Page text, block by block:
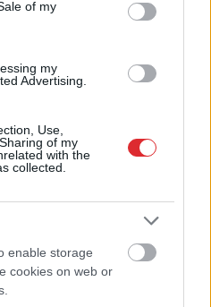
of my
my
Advertising.
Use,
of my
with the
collected.
enable storage
cookies on web or
ir normāli?”
nopērk
pārgriežot to
sagaida
Ziņot